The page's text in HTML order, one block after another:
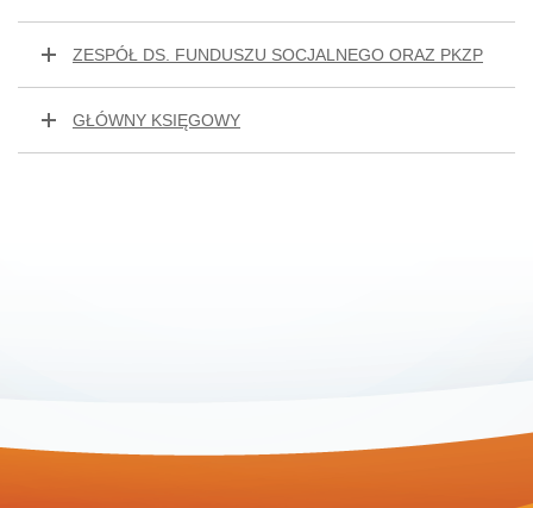
ZESPÓŁ DS. FUNDUSZU SOCJALNEGO ORAZ PKZP
GŁÓWNY KSIĘGOWY